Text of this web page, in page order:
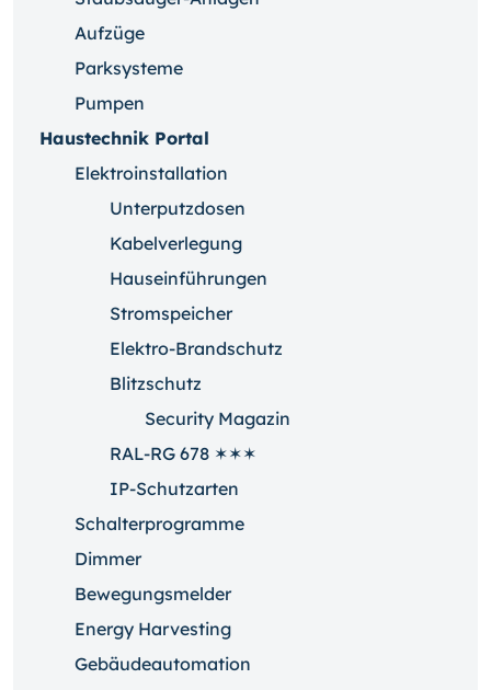
Aufzüge
Parksysteme
Pumpen
Haustechnik Portal
Elektroinstallation
Unterputzdosen
Kabelverlegung
Hauseinführungen
Stromspeicher
Elektro-Brandschutz
Blitzschutz
Security Magazin
RAL-RG 678 ✶✶✶
IP-Schutzarten
Schalterprogramme
Dimmer
Bewegungsmelder
Energy Harvesting
Gebäudeautomation